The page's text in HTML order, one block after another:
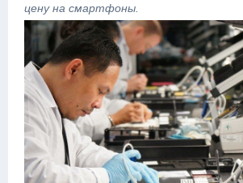
цену на смартфоны.